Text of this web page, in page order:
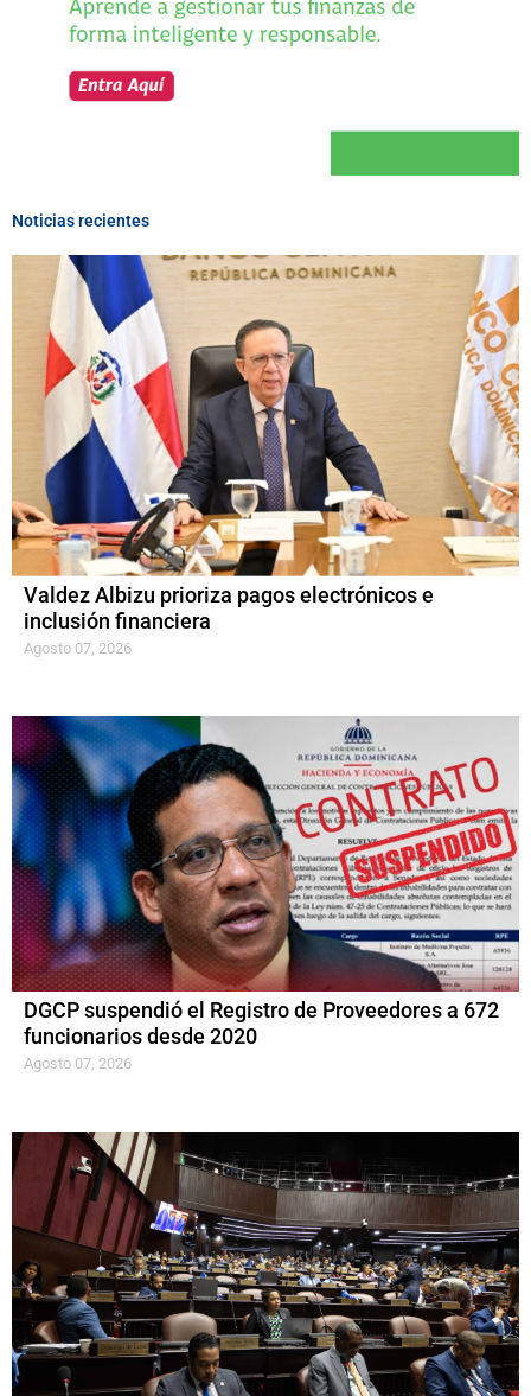
Noticias recientes
Valdez Albizu prioriza pagos electrónicos e
inclusión financiera
Agosto 07, 2026
DGCP suspendió el Registro de Proveedores a 672
funcionarios desde 2020
Agosto 07, 2026